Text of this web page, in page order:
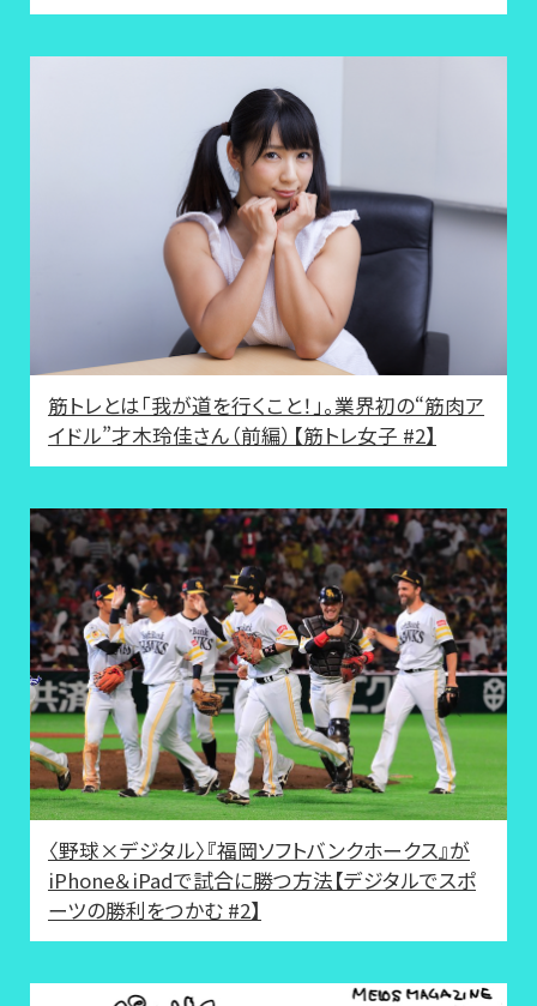
筋トレとは「我が道を行くこと！」。業界初の“筋肉ア
イドル”才木玲佳さん（前編）【筋トレ女子 #2】
〈野球×デジタル〉『福岡ソフトバンクホークス』が
iPhone＆iPadで試合に勝つ方法【デジタルでスポ
ーツの勝利をつかむ #2】